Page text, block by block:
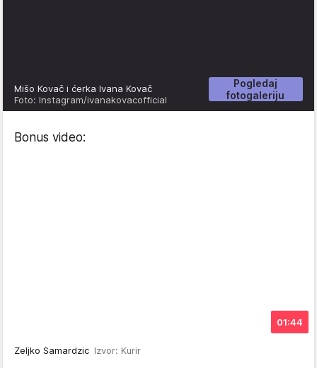
Pogledaj
fotogaleriju
Mišo Kovač i ćerka Ivana Kovač
Foto: Instagram/ivanakovacofficial
Bonus video:
01:44
Zeljko Samardzic Izvor: Kurir